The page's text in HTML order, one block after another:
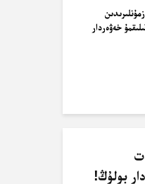
خەۋەردار
بولۇڭ!